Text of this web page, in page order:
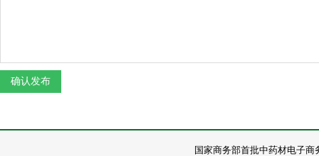
国家商务部首批中药材电子